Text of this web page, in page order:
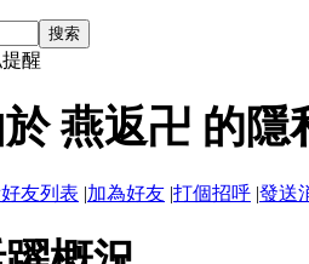
搜索
醒
燕返卍 的
友列表 |加為好友 |打個招呼 |發送